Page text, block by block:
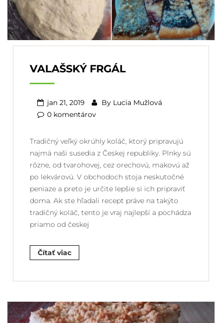
VALAŠSKÝ FRGÁL
jan 21, 2019 By Lucia Mužlová
0 komentárov
Tradičný veľký okrúhly koláč, ktorý pripravujú
najmä naši susedia z Českej republiky. Plnky sú
rôzne, od tvarohovej, cez orechovú, makovú až
po lekvárovú. V obchodoch stoja neskutočné
peniaze a preto je určite lepšie si ich pripraviť
doma. Ak ste hľadali recept práve na takýto
tradičný koláč, tento je vraj najlepší a pochádza
priamo od českej
Čítať viac